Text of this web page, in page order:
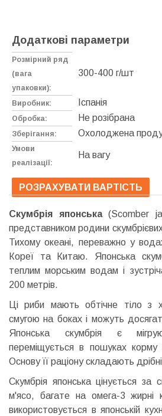
Додаткові параметри
Розмірний ряд
(вага
упаковки):
300-400 г/шт
Виробник: Іспанія
Обробка: Не розібрана
Зберігання: Охолоджена
Умови
реалізації:
На вагу
РОЗРАХУВАТИ ВАРТІСТЬ
Скумбрія японська(Scomber
представником родини
Тихому океані, переважно у
Кореї та Китаю. Японська
теплим морським водам і
200 метрів.
Ці риби мають обтічне тіло з
смугою на боках і можуть
Японська скумбрія є
переміщується в пошуках
Основу її раціону складають
Скумбрія японська цінується за
м'ясо, багате на омега-3 жирні
використовується в японській